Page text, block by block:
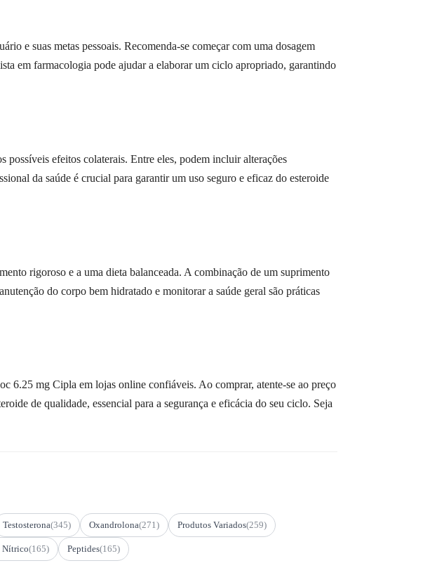
e suas metas pessoais. Recomenda-se começar com uma dosagem
em farmacologia pode ajudar a elaborar um ciclo apropriado, garantindo
efeitos colaterais. Entre eles, podem incluir alterações
da saúde é crucial para garantir um uso seguro e eficaz do esteroide
rigoroso e a uma dieta balanceada. A combinação de um suprimento
do corpo bem hidratado e monitorar a saúde geral são práticas
6.25 mg Cipla em lojas online confiáveis. Ao comprar, atente-se ao preço
de qualidade, essencial para a segurança e eficácia do seu ciclo. Seja
Testosterona(345) Oxandrolona(271) Produtos Variados(259)
Nítrico(165) Peptides(165)